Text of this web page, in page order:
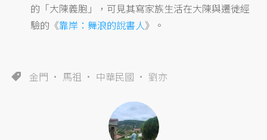
的「大陳義胞」，可見其寫家族生活在大陳與遷徙經
驗的《靠岸：舞浪的說書人》。
金門 馬祖 中華民國 劉亦